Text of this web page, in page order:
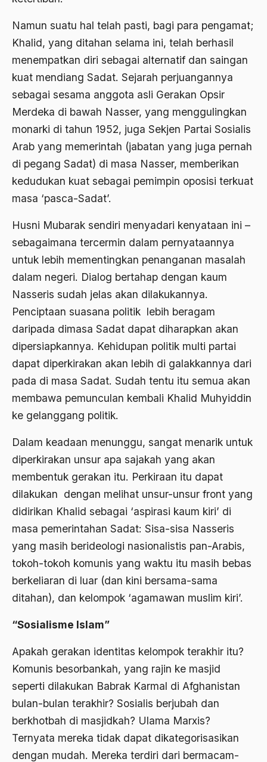
Namun suatu hal telah pasti, bagi para pengamat;
Khalid, yang ditahan selama ini, telah berhasil
menempatkan diri sebagai alternatif dan saingan
kuat mendiang Sadat. Sejarah perjuangannya
sebagai sesama anggota asli Gerakan Opsir
Merdeka di bawah Nasser, yang menggulingkan
monarki di tahun 1952, juga Sekjen Partai Sosialis
Arab yang memerintah (jabatan yang juga pernah
di pegang Sadat) di masa Nasser, memberikan
kedudukan kuat sebagai pemimpin oposisi terkuat
masa ‘pasca-Sadat’.
Husni Mubarak sendiri menyadari kenyataan ini –
sebagaimana tercermin dalam pernyataannya
untuk lebih mementingkan penanganan masalah
dalam negeri. Dialog bertahap dengan kaum
Nasseris sudah jelas akan dilakukannya.
Penciptaan suasana politik lebih beragam
daripada dimasa Sadat dapat diharapkan akan
dipersiapkannya. Kehidupan politik multi partai
dapat diperkirakan akan lebih di galakkannya dari
pada di masa Sadat. Sudah tentu itu semua akan
membawa pemunculan kembali Khalid Muhyiddin
ke gelanggang politik.
Dalam keadaan menunggu, sangat menarik untuk
diperkirakan unsur apa sajakah yang akan
membentuk gerakan itu. Perkiraan itu dapat
dilakukan dengan melihat unsur-unsur front yang
didirikan Khalid sebagai ‘aspirasi kaum kiri’ di
masa pemerintahan Sadat: Sisa-sisa Nasseris
yang masih berideologi nasionalistis pan-Arabis,
tokoh-tokoh komunis yang waktu itu masih bebas
berkeliaran di luar (dan kini bersama-sama
ditahan), dan kelompok ‘agamawan muslim kiri’.
“Sosialisme Islam”
Apakah gerakan identitas kelompok terakhir itu?
Komunis besorbankah, yang rajin ke masjid
seperti dilakukan Babrak Karmal di Afghanistan
bulan-bulan terakhir? Sosialis berjubah dan
berkhotbah di masjidkah? Ulama Marxis?
Ternyata mereka tidak dapat dikategorisasikan
dengan mudah. Mereka terdiri dari bermacam-
Agum Gumelar
Agus Miftah
Ahimsa
Ahli
ahli fikih
Ahli Ilmu Agama
Ahli waris
ahlul sunnah wal jamaah
Ahlussunnah
Ahmad Benbella
Ahmad Daudy
Ahmad Dhani
Ahmad Hasan Rurbi
Ahmad Syafi’i Ma’arif
Ahmad Tirtisudiro
Ahmad Wahid
AIDS
Airport
Airport Noto Hadi Negoro
Ajaran AGama
Ajaran Islam
Akademi Jakarta
Akbar tanjung
Akhlaq